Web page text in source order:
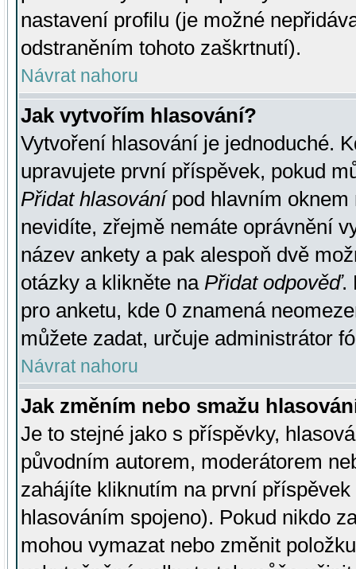
nastavení profilu (je možné
odstraněním tohoto zaškrtnutí).
Návrat nahoru
Jak vytvořím hlasování?
Vytvoření hlasování je jednoduché.
upravujete první příspěvek, pokud
Přidat hlasovánípod hlavním oknem
nevidíte, zřejmě nemáte oprávnění
název ankety a pak alespoň dvě
otázky a klikněte na Přidat odpověď.
pro anketu, kde 0 znamená
můžete zadat, určuje administrátor
Návrat nahoru
Jak změním nebo smažu
Je to stejné jako s příspěvky,
původním autorem, moderátorem
zahájíte kliknutím na první
hlasováním spojeno). Pokud nikdo
mohou vymazat nebo změnit